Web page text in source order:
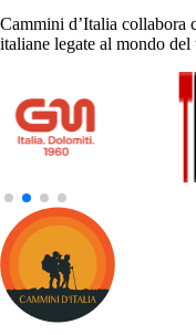
Cammini d’Italia collabora
italiane legate al mondo